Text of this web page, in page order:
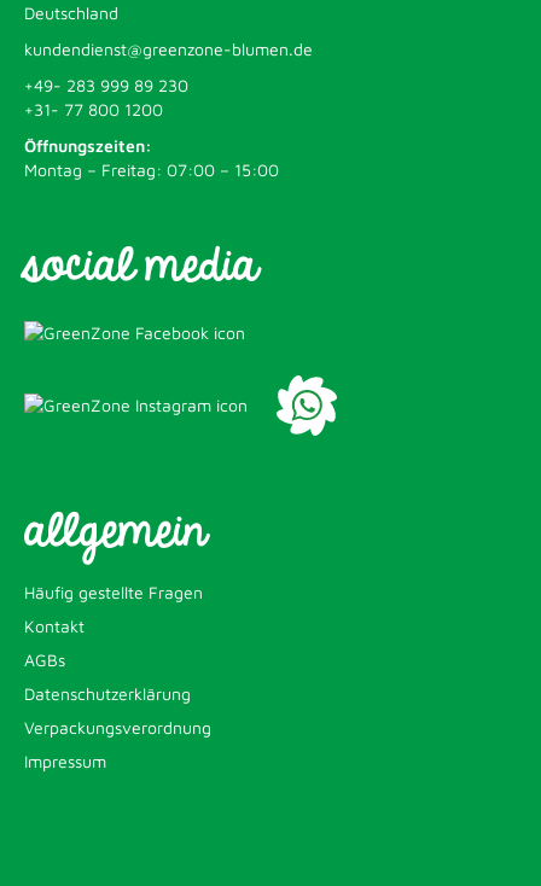
Deutschland
kundendienst@greenzone-blumen.de
+49- 283 999 89 230
+31- 77 800 1200
Öffnungszeiten:
Montag – Freitag: 07:00 – 15:00
social media
allgemein
Häufig gestellte Fragen
Kontakt
AGBs
Datenschutzerklärung
Verpackungsverordnung
Impressum